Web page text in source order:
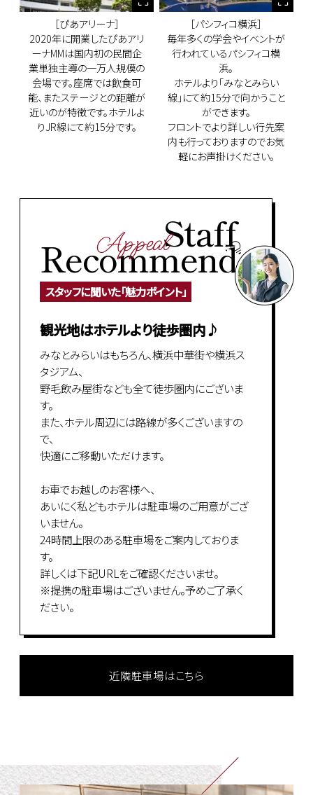
［ぴあアリーナ］
2020年に開業したぴあアリ
ーナMMは国内初の民間企
業単独主導の一万人規模の
会場です。座席では飲食可
能、またステージとの距離が
近いのが特徴です。ホテルよ
りJR線にて約15分です。
［パシフィコ横浜］
毎年多くの学会やイベントが
行われているパシフィコ横
浜。
ホテルより「みなとみらい
線」にて約15分で向かうこと
ができます。
フロントでより詳しい行先案
内も行っておりますのでお気
軽にお声掛けください。
AppealStaff
Recommend
スタッフに聞いた「魅力ポイント」
観光地はホテルより徒歩圏内♪
みなとみらいはもちろん、横浜中華街や横浜ス
タジアム、
野毛飲み屋街なども全て徒歩圏内にございま
す。
また、ホテル周辺には路線が多くございますの
で、
快適にご移動いただけます。
お車でお越しのお客様へ、
あいにく私どもホテルは駐車場のご用意がござ
いません。
24時間上限のある駐車場をご案内しておりま
す。
詳しくは下記URLをご確認くださいませ。
※提携の駐車場はございません。予めご了承く
ださい。
近隣駐車場はこちら